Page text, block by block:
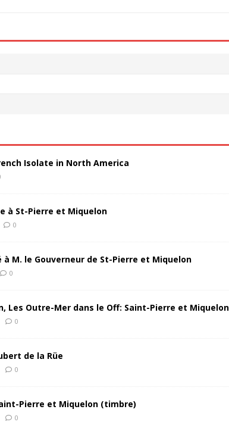
Isolate in North America
à St-Pierre et Miquelon
0
M. le Gouverneur de St-Pierre et Miquelon
0
Les Outre-Mer dans le Off: Saint-Pierre et
0
de la Rüe
0
Pierre et Miquelon (timbre)
0